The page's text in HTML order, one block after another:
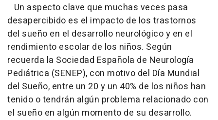
Un aspecto clave que muchas veces pasa
desapercibido es el impacto de los trastornos
del sueño en el desarrollo neurológico y en el
rendimiento escolar de los niños. Según
recuerda la Sociedad Española de Neurología
Pediátrica (SENEP), con motivo del Día Mundial
del Sueño, entre un 20 y un 40% de los niños han
tenido o tendrán algún problema relacionado con
el sueño en algún momento de su desarrollo.